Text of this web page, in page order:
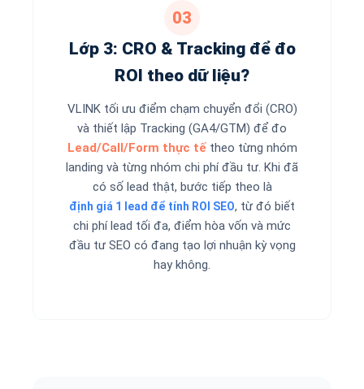
03
Lớp 3: CRO & Tracking để đo
ROI theo dữ liệu?
VLINK tối ưu điểm chạm chuyển đổi (CRO)
và thiết lập Tracking (GA4/GTM) để đo
Lead/Call/Form thực tếtheo từng nhóm
landing và từng nhóm chi phí đầu tư. Khi đã
có số lead thật, bước tiếp theo là
định giá 1 lead để tính ROI SEO, từ đó biết
chi phí lead tối đa, điểm hòa vốn và mức
đầu tư SEO có đang tạo lợi nhuận kỳ vọng
hay không.